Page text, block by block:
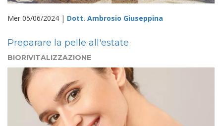
Mer 05/06/2024 | Dott. Ambrosio Giuseppina
Preparare la pelle all'estate
BIORIVITALIZZAZIONE